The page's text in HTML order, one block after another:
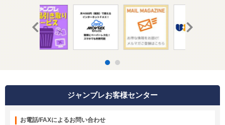
ジャンブレお客様センター
お電話/FAXによるお問い合わせ